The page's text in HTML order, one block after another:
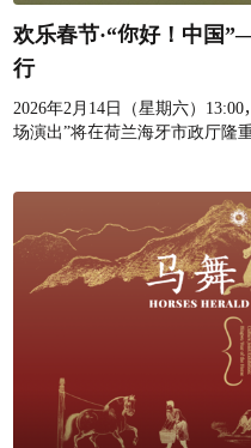
欢乐春节·“你好！中国
行
2026年2月14日（星期六）
场演出”将在荷兰海牙市政厅隆